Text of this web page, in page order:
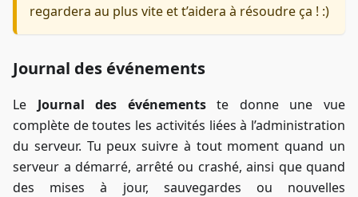
regardera au plus vite et t’aidera à résoudre ça ! :)
Journal des événements
Le Journal des événementste donne une vue
complète de toutes les activités liées à l’administration
du serveur. Tu peux suivre à tout moment quand un
serveur a démarré, arrêté ou crashé, ainsi que quand
des mises à jour, sauvegardes ou nouvelles